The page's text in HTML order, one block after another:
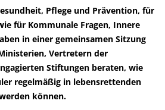
Pflege und Prävention, für
für Kommunale Fragen, Innere
in einer gemeinsamen Sitzung
Vertretern der
Stiftungen beraten, wie
regelmäßig in lebensrettenden
können.